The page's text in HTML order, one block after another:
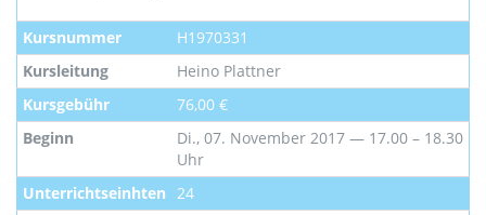
Kursnummer
H1970331
Kursleitung
Heino Plattner
Kursgebühr
76,00 €
Beginn
Di., 07. November 2017 — 17.00 – 18.30
Uhr
Unterrichtseinhten 24